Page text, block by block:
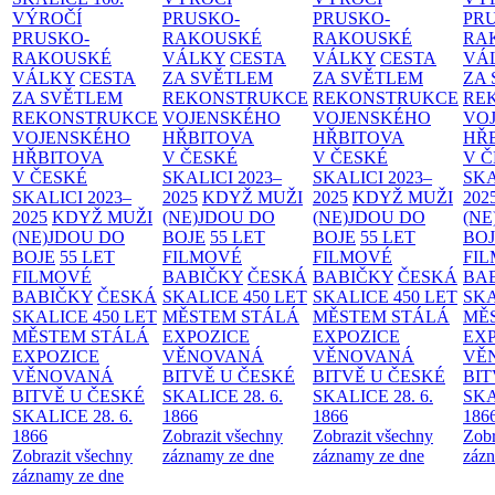
VÝROČÍ
PRUSKO-
RAKOUSKÉ
VÁLKY CESTA
ZA SVĚTLEM
REKONSTRUKCE
VOJENSKÉHO
HŘBITOVA
V ČESKÉ
SKALICI 2023–
2025 KDYŽ MUŽI
(NE)JDOU DO
BOJE 55 LET
FILMOVÉ
BABIČKY ČESKÁ
SKALICE 450 LET
MĚSTEM STÁLÁ
EXPOZICE
VĚNOVANÁ
BITVĚ U ČESKÉ
SKALICE 28. 6.
1866
Zobrazit všechny
záznamy ze dne
PRUSKO-
RAKOUSKÉ
VÁLKY CESTA
ZA SVĚTLEM
REKONSTRUKCE
VOJENSKÉHO
HŘBITOVA
V ČESKÉ
SKALICI 2023–
2025 KDYŽ MUŽI
(NE)JDOU DO
BOJE 55 LET
FILMOVÉ
BABIČKY ČESKÁ
SKALICE 450 LET
MĚSTEM STÁLÁ
EXPOZICE
VĚNOVANÁ
BITVĚ U ČESKÉ
SKALICE 28. 6.
1866
Zobrazit všechny
záznamy ze dne
PRUSKO-
RAKOUSKÉ
VÁLKY CESTA
ZA SVĚTLEM
REKONSTRUKCE
VOJENSKÉHO
HŘBITOVA
V ČESKÉ
SKALICI 2023–
2025 KDYŽ MUŽI
(NE)JDOU DO
BOJE 55 LET
FILMOVÉ
BABIČKY ČESKÁ
SKALICE 450 LET
MĚSTEM STÁLÁ
EXPOZICE
VĚNOVANÁ
BITVĚ U ČESKÉ
SKALICE 28. 6.
1866
Zobrazit všechny
záznamy ze dne
ZA
V